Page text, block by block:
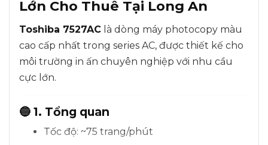
Lớn Cho Thuê Tại Long An
Toshiba 7527AC là dòng máy photocopy màu
cao cấp nhất trong series AC, được thiết kế cho
môi trường in ấn chuyên nghiệp với nhu cầu
cực lớn.
🔵 1. Tổng quan
Tốc độ: ~75 trang/phút